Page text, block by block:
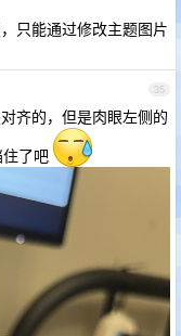
只能通过修改主题图片
35
齐的，但是肉眼左侧的
了吧